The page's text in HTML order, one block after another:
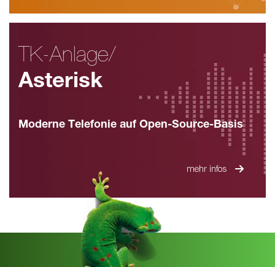
TK-Anlage/
Asterisk
Moderne Telefonie auf Open-Source-Basis
mehr infos